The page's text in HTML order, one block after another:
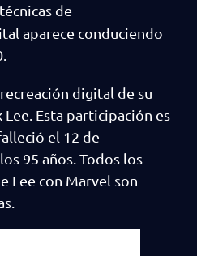
de
aparece conduciendo
digital de su
Lee. Esta participación es
el 12 de
95 años. Todos los
Lee con Marvel son